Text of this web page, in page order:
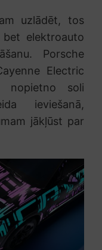
uzlādēt, tos
elektroauto
Porsche
Electric
nopietno soli
ieviešanā,
jākļūst par